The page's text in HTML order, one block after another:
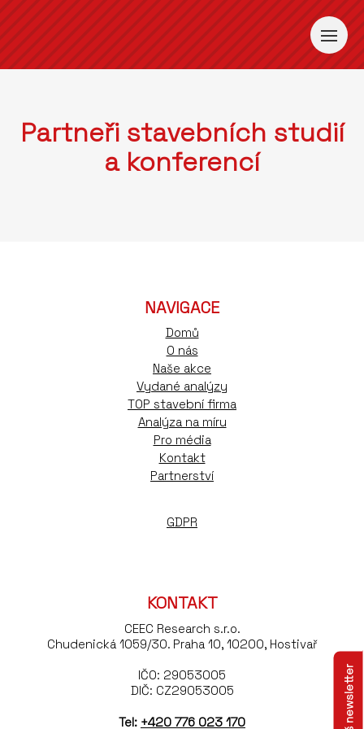
Partneři stavebních studií
a konferencí
NAVIGACE
Domů
O nás
Naše akce
Vydané analýzy
TOP stavební firma
Analýza na míru
Pro média
Kontakt
Partnerství
GDPR
KONTAKT
CEEC Research s.r.o.
Chudenická 1059/30. Praha 10, 10200, Hostivař
IČO: 29053005
DIČ: CZ29053005
Tel: +420 776 023 170